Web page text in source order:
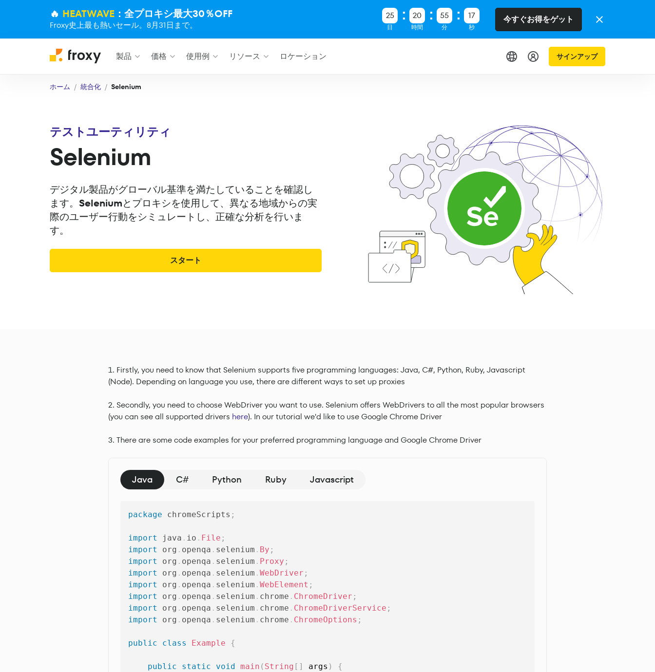
🔥 HEATWAVE ：全プロキシ最大30％OFF
Froxy史上最も熱いセール。8月31日まで。
25
日
20
時間
55
分
16
秒
今すぐお得をゲット
製品 価格 使用例 リソース ロケーション サインアップ
ホーム 統合化 Selenium
テストユーティリティ
Selenium
デジタル製品がグローバル基準を満たしていることを確認し
ます。 Seleniumとプロキシを使用して、異なる地域からの実
際のユーザー行動をシミュレートし、正確な分析を行いま
す。
スタート
Firstly, you need to know that Selenium supports five programming languages: Java, C#, Python, Ruby, Javascript
(Node). Depending on language you use, there are different ways to set up proxies
Secondly, you need to choose WebDriver you want to use. Selenium offers WebDrivers to all the most popular browsers
(you can see all supported drivers here). In our tutorial we'd like to use Google Chrome Driver
There are some code examples for your preferred programming language and Google Chrome Driver
Java C# Python Ruby Javascript
package chromeScripts ;
import java . io . File ;
import
org . openqa . selenium . By ;
import
org . openqa . selenium . Proxy ;
import
org . openqa . selenium . WebDriver ;
import
org . openqa . selenium . WebElement ;
import
org . openqa . selenium . chrome . ChromeDriver ;
import
org . openqa . selenium . chrome . ChromeDriverService ;
import
org . openqa . selenium . chrome . ChromeOptions ;
public class Example {
public static void main ( String [ ] args ) {